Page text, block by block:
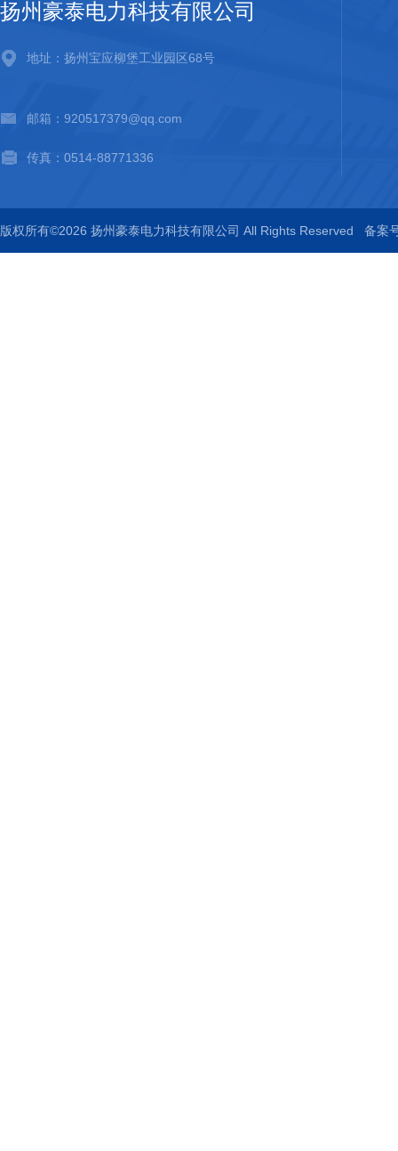
扬州豪泰电力科技有限公司
地址：扬州宝应柳堡工业园区68号
邮箱：920517379@qq.com
传真：0514-88771336
版权所有©2026 扬州豪泰电力科技有限公司 All Rights Reserved 备案